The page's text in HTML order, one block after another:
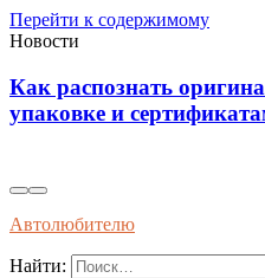
Перейти к содержимому
Новости
по
Автолюбителю
Найти: